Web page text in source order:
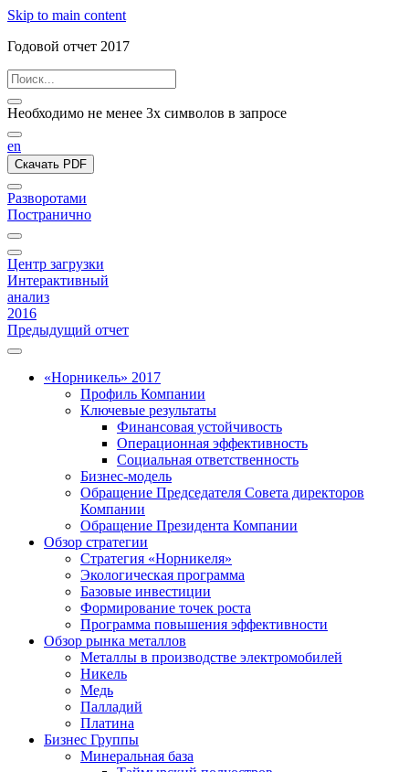
Skip to main content
Годовой отчет 2017
Необходимо не менее 3х символов в запросе
en
Скачать PDF
Разворотами
Постранично
Центр загрузки
Интерактивный
анализ
2016
Предыдущий отчет
«Норникель» 2017
Профиль Компании
Ключевые результаты
Финансовая устойчивость
Операционная эффективность
Социальная ответственность
Бизнес-модель
Обращение Председателя Совета директоров
Компании
Обращение Президента Компании
Обзор стратегии
Стратегия «Норникеля»
Экологическая программа
Базовые инвестиции
Формирование точек роста
Программа повышения эффективности
Обзор рынка металлов
Металлы в производстве электромобилей
Никель
Медь
Палладий
Платина
Бизнес Группы
Минеральная база